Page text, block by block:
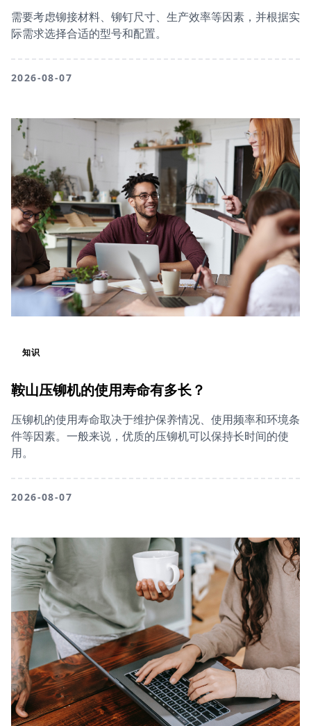
需要考虑铆接材料、铆钉尺寸、生产效率等因素，并根据实
际需求选择合适的型号和配置。
2026-08-07
知识
鞍山压铆机的使用寿命有多长？
压铆机的使用寿命取决于维护保养情况、使用频率和环境条
件等因素。一般来说，优质的压铆机可以保持长时间的使
用。
2026-08-07